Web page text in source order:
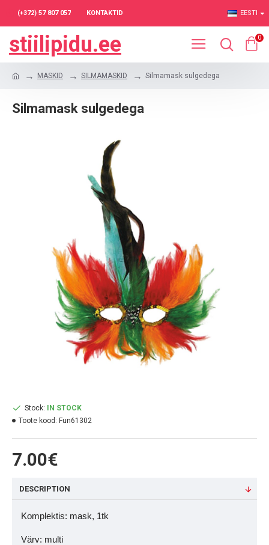
(+372) 57 807 057 KONTAKTID EESTI
stiilipidu.ee 0
MASKID SILMAMASKID Silmamask sulgedega
Silmamask sulgedega
7.00€
Stock:
IN STOCK
Toote kood: Fun61302
DESCRIPTION
Komplektis: mask, 1tk
Värv: multi